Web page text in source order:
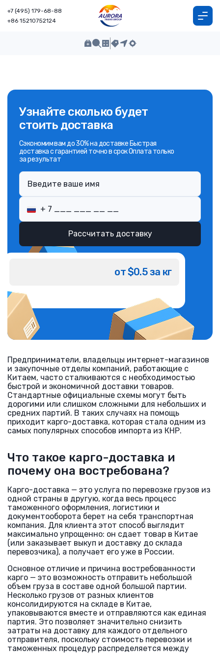
+7 (495) 179-68-88
+86 15210752124
Узнайте сколько будет
стоить доставка
Сэкономим вам до 30% на доставке Быстрая
доставка с гарантией точно в срок Оплата только
за результат
Рассчитать доставку
от $0.5 за кг
Предприниматели, владельцы интернет-магазинов
и закупочные отделы компаний, работающие с
Китаем, часто сталкиваются с необходимостью
быстрой и экономичной доставки товаров.
Стандартные официальные схемы могут быть
дорогими или слишком сложными для небольших и
средних партий. В таких случаях на помощь
приходит карго-доставка, которая стала одним из
самых популярных способов импорта из КНР.
Что такое карго-доставка и
почему она востребована?
Карго-доставка — это услуга по перевозке грузов из
одной страны в другую, когда весь процесс
таможенного оформления, логистики и
документооборота берет на себя транспортная
компания. Для клиента этот способ выглядит
максимально упрощенно: он сдает товар в Китае
(или заказывает выкуп и доставку до склада
перевозчика), а получает его уже в России.
Основное отличие и причина востребованности
карго — это возможность отправить небольшой
объем груза в составе одной большой партии.
Несколько грузов от разных клиентов
консолидируются на складе в Китае,
упаковываются вместе и отправляются как единая
партия. Это позволяет значительно снизить
затраты на доставку для каждого отдельного
отправителя, поскольку стоимость перевозки и
таможенных процедур распределяется между